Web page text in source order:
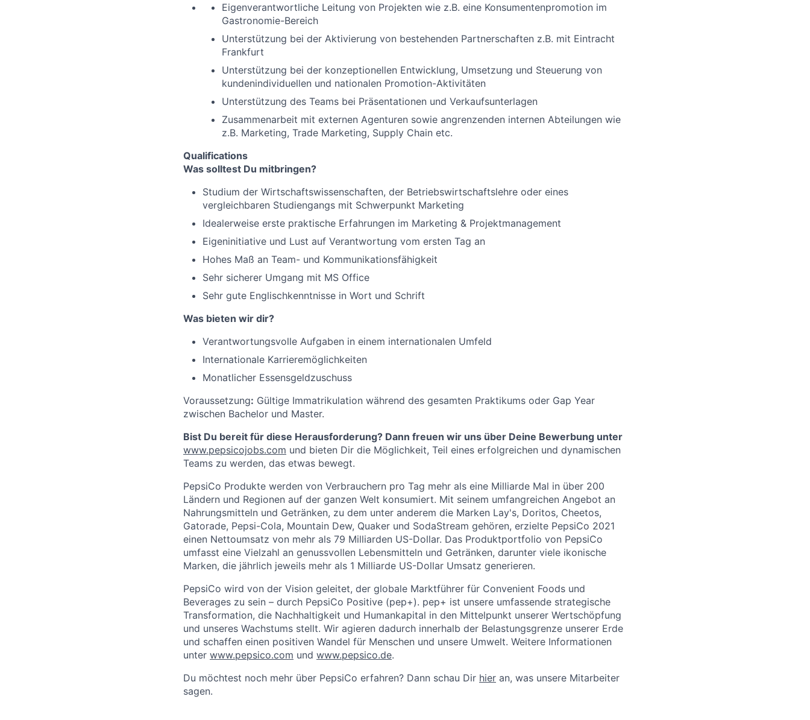
Eigenverantwortliche Leitung von Projekten wie z.B. eine Konsumentenpromotion im
Gastronomie-Bereich
Unterstützung bei der Aktivierung von bestehenden Partnerschaften z.B. mit Eintracht
Frankfurt
Unterstützung bei der konzeptionellen Entwicklung, Umsetzung und Steuerung von
kundenindividuellen und nationalen Promotion-Aktivitäten
Unterstützung des Teams bei Präsentationen und Verkaufsunterlagen
Zusammenarbeit mit externen Agenturen sowie angrenzenden internen Abteilungen wie
z.B. Marketing, Trade Marketing, Supply Chain etc.
Qualifications
Was solltest Du mitbringen?
Studium der Wirtschaftswissenschaften, der Betriebswirtschaftslehre oder eines
vergleichbaren Studiengangs mit Schwerpunkt Marketing
Idealerweise erste praktische Erfahrungen im Marketing & Projektmanagement
Eigeninitiative und Lust auf Verantwortung vom ersten Tag an
Hohes Maß an Team- und Kommunikationsfähigkeit
Sehr sicherer Umgang mit MS Office
Sehr gute Englischkenntnisse in Wort und Schrift
Was bieten wir dir?
Verantwortungsvolle Aufgaben in einem internationalen Umfeld
Internationale Karrieremöglichkeiten
Monatlicher Essensgeldzuschuss
Voraussetzung: Gültige Immatrikulation während des gesamten Praktikums oder Gap Year
zwischen Bachelor und Master.
Bist Du bereit für diese Herausforderung? Dann freuen wir uns über Deine Bewerbung unter
www.pepsicojobs.com und bieten Dir die Möglichkeit, Teil eines erfolgreichen und dynamischen
Teams zu werden, das etwas bewegt.
PepsiCo Produkte werden von Verbrauchern pro Tag mehr als eine Milliarde Mal in über 200
Ländern und Regionen auf der ganzen Welt konsumiert. Mit seinem umfangreichen Angebot an
Nahrungsmitteln und Getränken, zu dem unter anderem die Marken Lay's, Doritos, Cheetos,
Gatorade, Pepsi-Cola, Mountain Dew, Quaker und SodaStream gehören, erzielte PepsiCo 2021
einen Nettoumsatz von mehr als 79 Milliarden US-Dollar. Das Produktportfolio von PepsiCo
umfasst eine Vielzahl an genussvollen Lebensmitteln und Getränken, darunter viele ikonische
Marken, die jährlich jeweils mehr als 1 Milliarde US-Dollar Umsatz generieren.
PepsiCo wird von der Vision geleitet, der globale Marktführer für Convenient Foods und
Beverages zu sein – durch PepsiCo Positive (pep+). pep+ ist unsere umfassende strategische
Transformation, die Nachhaltigkeit und Humankapital in den Mittelpunkt unserer Wertschöpfung
und unseres Wachstums stellt. Wir agieren dadurch innerhalb der Belastungsgrenze unserer Erde
und schaffen einen positiven Wandel für Menschen und unsere Umwelt. Weitere Informationen
unter www.pepsico.com und www.pepsico.de.
Du möchtest noch mehr über PepsiCo erfahren? Dann schau Dir hier an, was unsere Mitarbeiter
sagen.